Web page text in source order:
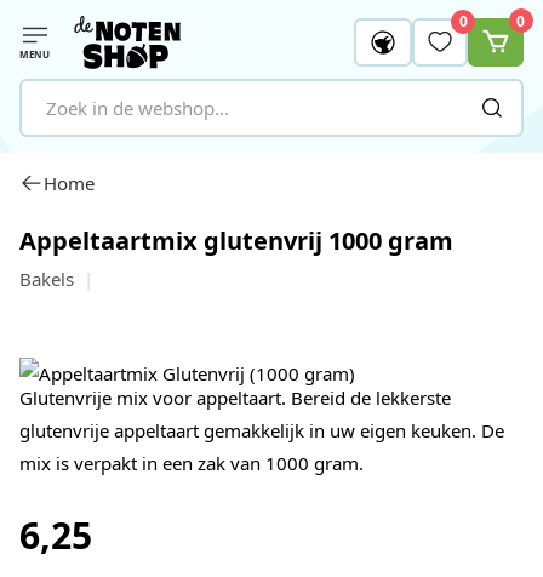
Ga naar de inhoud
MENU
0 0
Home
Appeltaartmix glutenvrij 1000 gram
Bakels
6,25
Glutenvrije mix voor appeltaart. Bereid de lekkerste
glutenvrije appeltaart gemakkelijk in uw eigen keuken. De
mix is verpakt in een zak van 1000 gram.